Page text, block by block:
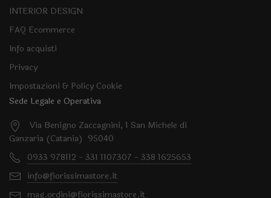
INTERIOR DESIGN
FAQ Ecommerce
Info acquisti
Privacy
Impostazioni & Policy Cookie
Sede Legale e Operativa
Via Benigno Zaccagnini, 1 San Michele di
Ganzaria (Catania) 95040
0933 978112 - 331 1107307 - 338 1625653
info@fiorissimastore.it
mag.ordini@fiorissimastore.it